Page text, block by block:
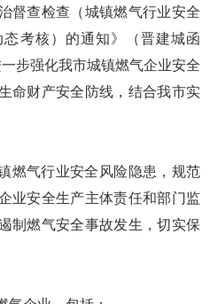
督查检查（城镇燃气行业安全
考核）的通知》（晋建城函
一步强化我市城镇燃气企业安全
命财产安全防线，结合我市实
燃气行业安全风险隐患，规范
业安全生产主体责任和部门监
制燃气安全事故发生，切实保